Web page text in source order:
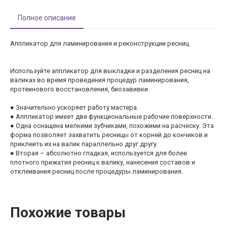
Полное описание
Аппликатор для ламинирования и реконструкции ресниц
Используйте аппликатор для выкладки и разделения ресниц на
валиках во время проведения процедур ламинирования,
протеинового восстановления, биозавивки.
● Значительно ускоряет работу мастера.
● Аппликатор имеет две функциональные рабочие поверхности.
● Одна оснащена мелкими зубчиками, похожими на расческу. Эта
форма позволяет захватить ресницы от корней до кончиков и
приклеить их на валик параллельно друг другу.
● Вторая – абсолютно гладкая, используется для более
плотного прижатия ресниц к валику, нанесения составов и
отклеивания ресниц после процедуры ламинирования.
Похожие товары